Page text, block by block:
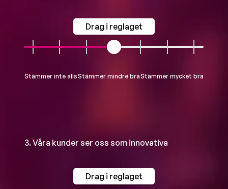
Drag i reglaget
Stämmer inte allsStämmer mindre braStämmer mycket bra
3. Våra kunder ser oss som innovativa
Drag i reglaget